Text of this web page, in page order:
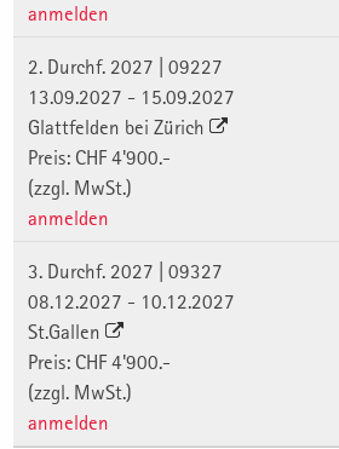
anmelden
2. Durchf. 2027 | 09227
13.09.2027 - 15.09.2027
Glattfelden bei Zürich
Preis: CHF 4'900.-
(zzgl. MwSt.)
anmelden
3. Durchf. 2027 | 09327
08.12.2027 - 10.12.2027
St.Gallen
Preis: CHF 4'900.-
(zzgl. MwSt.)
anmelden